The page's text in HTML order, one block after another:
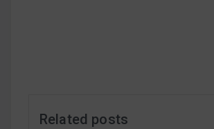
Related posts